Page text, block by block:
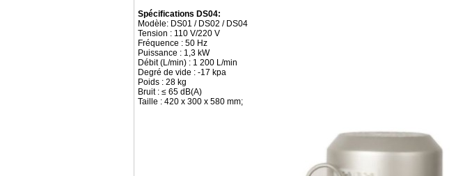
Spécifications DS04:
Modèle: DS01 / DS02 / DS04
Tension : 110 V/220 V
Fréquence : 50 Hz
Puissance : 1,3 kW
Débit (L/min) : 1 200 L/min
Degré de vide : -17 kpa
Poids : 28 kg
Bruit : ≤ 65 dB(A)
Taille : 420 x 300 x 580 mm;